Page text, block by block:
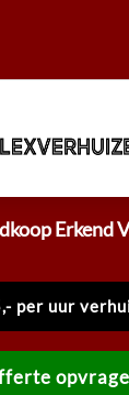
Erkend
per uur